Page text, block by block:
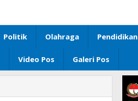
Politik Olahraga Pendidikan
Video Pos Galeri Pos